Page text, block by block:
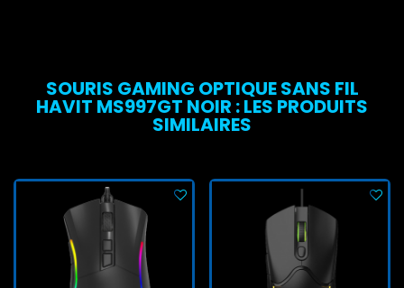
SOURIS GAMING OPTIQUE SANS FIL
HAVIT MS997GT NOIR : LES PRODUITS
SIMILAIRES